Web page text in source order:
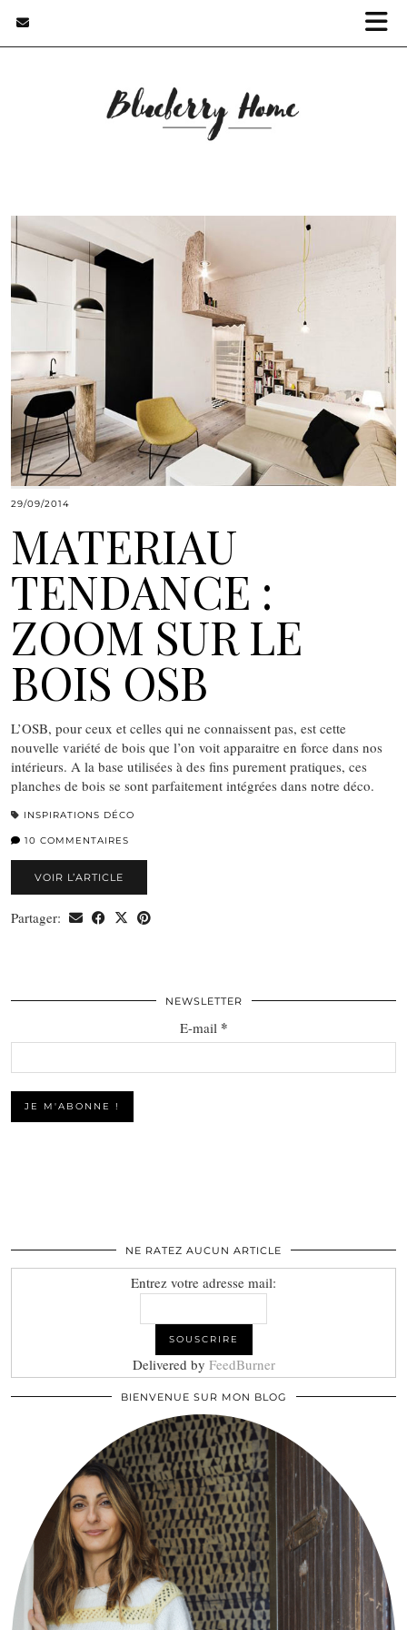
29/09/2014
MATERIAU
TENDANCE :
ZOOM SUR LE
BOIS OSB
L’OSB, pour ceux et celles qui ne connaissent pas, est cette
nouvelle variété de bois que l’on voit apparaitre en force dans nos
intérieurs. A la base utilisées à des fins purement pratiques, ces
planches de bois se sont parfaitement intégrées dans notre déco.
INSPIRATIONS DÉCO
10 COMMENTAIRES
VOIR L’ARTICLE
Partager:
NEWSLETTER
E-mail *
NE RATEZ AUCUN ARTICLE
Entrez votre adresse mail:
Delivered by FeedBurner
BIENVENUE SUR MON BLOG